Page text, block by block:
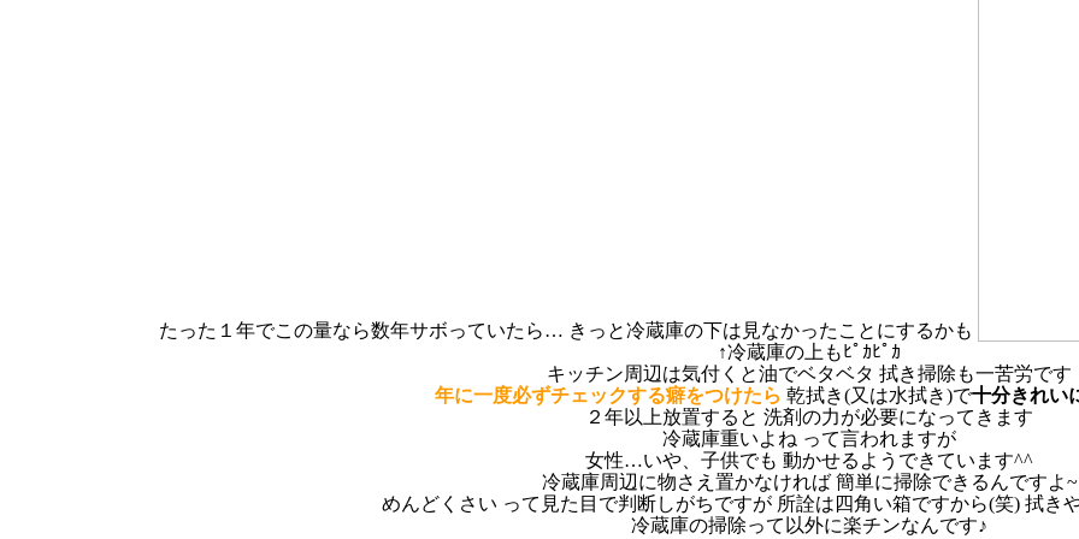
たった１年でこの量なら数年サボっていたら… きっと冷蔵庫の下は見なかったことにするかも
↑冷蔵庫の上もﾋﾟｶﾋﾟｶ
キッチン周辺は気付くと油でベタベタ 拭き掃除も一苦労です
年に一度必ずチェックする癖をつけたら 乾拭き(又は水拭き)で十分きれい
２年以上放置すると 洗剤の力が必要になってきます
冷蔵庫重いよね って言われますが
女性…いや、子供でも 動かせるようできています^^
冷蔵庫周辺に物さえ置かなければ 簡単に掃除できるんですよ~
めんどくさい って見た目で判断しがちですが 所詮は四角い箱ですから(笑) 拭き
冷蔵庫の掃除って以外に楽チンなんです♪